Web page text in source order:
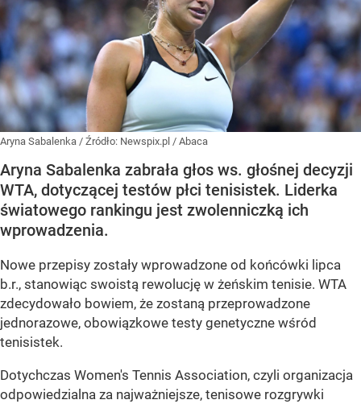
Aryna Sabalenka / Źródło: Newspix.pl / Abaca
Aryna Sabalenka zabrała głos ws. głośnej decyzji
WTA, dotyczącej testów płci tenisistek. Liderka
światowego rankingu jest zwolenniczką ich
wprowadzenia.
Nowe przepisy zostały wprowadzone od końcówki lipca
b.r., stanowiąc swoistą rewolucję w żeńskim tenisie. WTA
zdecydowało bowiem, że zostaną przeprowadzone
jednorazowe, obowiązkowe testy genetyczne wśród
tenisistek.
Dotychczas Women's Tennis Association, czyli organizacja
odpowiedzialna za najważniejsze, tenisowe rozgrywki